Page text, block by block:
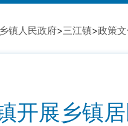
乡镇人民政府>三江镇>政策
开展乡镇